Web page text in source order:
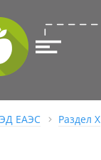
ЕАЭС Раздел X